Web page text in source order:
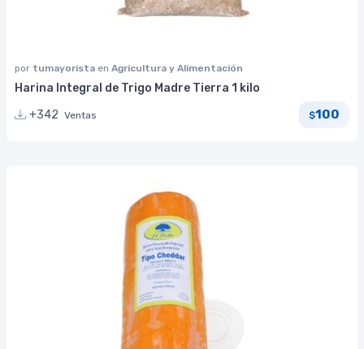
por tumayorista en Agricultura y Alimentación
Harina Integral de Trigo Madre Tierra 1 kilo
+342 Ventas $100